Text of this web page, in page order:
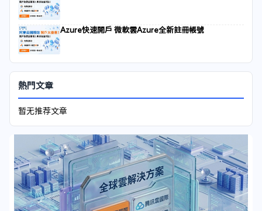
Azure快速開戶 微軟雲Azure全新註冊帳號
熱門文章
暂无推荐文章